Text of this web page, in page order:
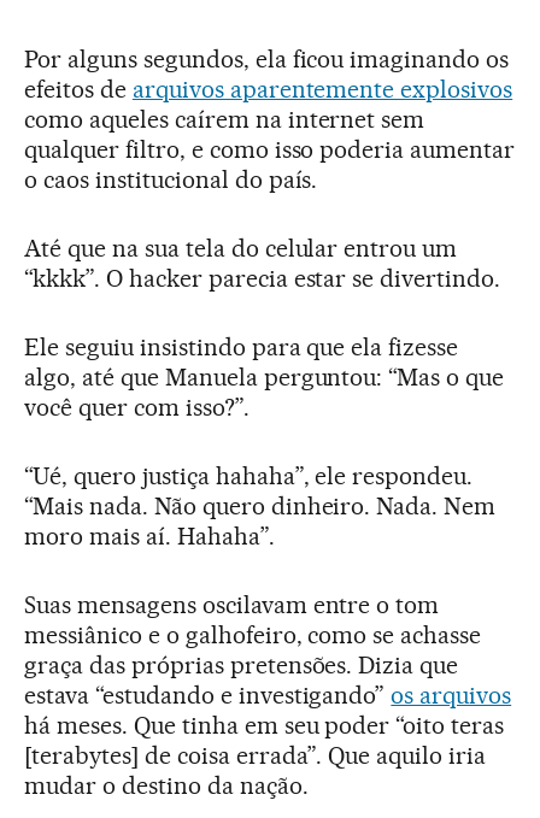
Por alguns segundos, ela ficou imaginando os
efeitos de arquivos aparentemente explosivos
como aqueles caírem na internet sem
qualquer filtro, e como isso poderia aumentar
o caos institucional do país.
Até que na sua tela do celular entrou um
“kkkk”. O hacker parecia estar se divertindo.
Ele seguiu insistindo para que ela fizesse
algo, até que Manuela perguntou: “Mas o que
você quer com isso?”.
“Ué, quero justiça hahaha”, ele respondeu.
“Mais nada. Não quero dinheiro. Nada. Nem
moro mais aí. Hahaha”.
Suas mensagens oscilavam entre o tom
messiânico e o galhofeiro, como se achasse
graça das próprias pretensões. Dizia que
estava “estudando e investigando”os arquivos
há meses. Que tinha em seu poder “oito teras
[terabytes] de coisa errada”. Que aquilo iria
mudar o destino da nação.